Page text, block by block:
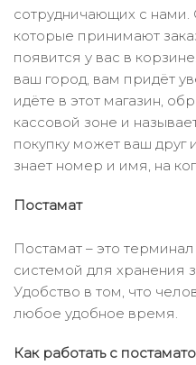
сотрудничающих с нами.
которые принимают
появится у вас в
ваш город, вам придёт
идёте в этот магазин,
кассовой зоне и
покупку может ваш друг
знает номер и имя, на
Постамат
Постамат – это
системой для хранения
Удобство в том, что
любое удобное время.
Как работать с